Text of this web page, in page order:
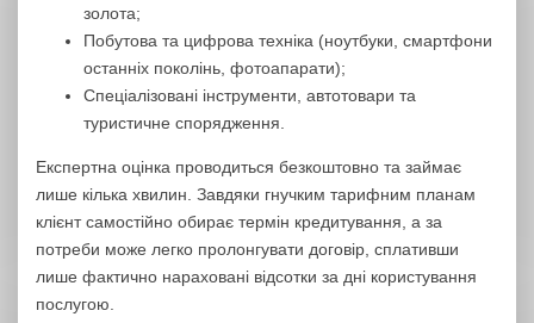
золота;
Побутова та цифрова техніка (ноутбуки, смартфони
останніх поколінь, фотоапарати);
Спеціалізовані інструменти, автотовари та
туристичне спорядження.
Експертна оцінка проводиться безкоштовно та займає
лише кілька хвилин. Завдяки гнучким тарифним планам
клієнт самостійно обирає термін кредитування, а за
потреби може легко пролонгувати договір, сплативши
лише фактично нараховані відсотки за дні користування
послугою.